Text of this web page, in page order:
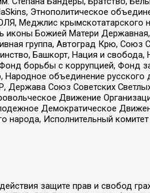
Этнополитическое
Меджлис крымскотатарского
иконы Божией Матери
группа, Автоград Крю, Союз
Башкорт, Нация и
борьбы с коррупцией, Фонд
Народное объединение
Союз Советских
Движение
Демократическое
народа, Исполнительный
Симонов Евгений Алексеевич, Соловьева Елена Анатольевна, Сотников Даниил Владимирович, Сурначева Елизавета Дмитриевна, Автономная некоммерческая организация по защите прав человека и информированию населения "Якутия – Наше Мнение", Общество с ограниченной ответственностью "Москоу диджитал медиа", с 26.01.2023 Общество с ограниченной ответственностью "Чайка Белые сады", Ветошкина Валерия Валерьевна, Заговора Максим Александрович, Межрегиональное общественное движение "Российская ЛГБТ - сеть", Оленичев Максим Владимирович, Павлов Иван Юрьевич, Скворцова Елена Сергеевна, Общество с ограниченной ответственностью "Как бы инагент", Кочетков Игорь Викторович, Общество с ограниченной ответственностью "Честные выборы", Еланчик Олег Александрович, Общество с ограниченной ответственностью "Нобелевский призыв", Гималова Регина Эмилевна, Григорьев Андрей Валерьевич, Григорьева Алина Александровна, Ассоциация по содействию защите прав призывников, альтернативнослужащих и военнослужащих "Правозащитная группа "Гражданин.Армия.Право", Хисамова Регина Фаритовна, Автономная некоммерческая организация по реализации социально-правовых программ "Лилит", Дальневосточное общественное движение "Маяк", Санкт-Петербургская ЛГБТ-инициативная группа "Выход", Инициативная группа ЛГБТ+ "Реверс", Алексеев Андрей Викторович, Бекбулатова Таисия Львовна, Беляев Иван Михайлович, Владыкина Елена Сергеевна, Гельман Марат Александрович, Никульшина Вероника Юрьевна, Толоконникова Надежда Андреевна, Шендерович Виктор Анатольевич, Общество с ограниченной ответственностью "Данное сообщение", Общество с ограниченной ответственностью Издательский дом "Новая глава", Айнбиндер Александра Александровна, Московский комьюнити-центр для ЛГБТ+инициатив, Благотворительный фонд развития филантропии, Deutsche Welle (Германия, Kurt-Schumacher-Strasse 3, 53113 Bonn), Борзунова Мария Михайловна, Воробьев Виктор Викторович, Голубева Анна Львовна, Константинова Алла Михайловна,